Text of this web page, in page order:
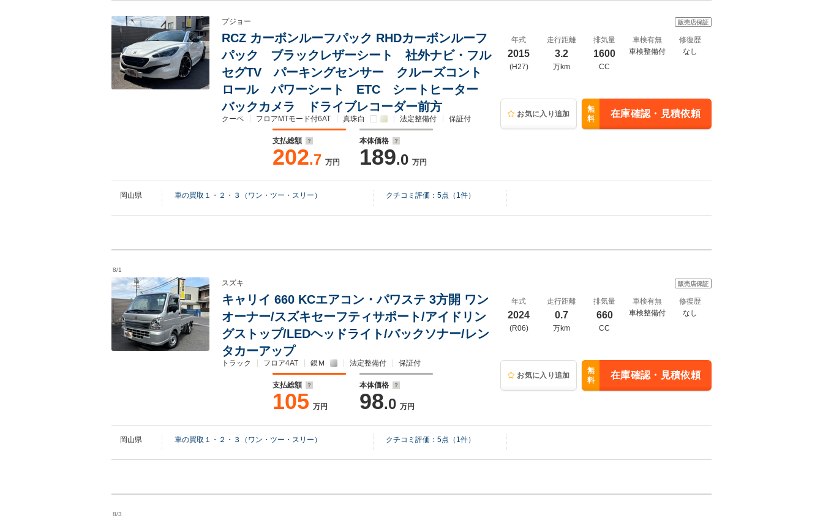
プジョー
RCZ カーボンルーフパック RHDカーボンルーフ
パック ブラックレザーシート 社外ナビ・フル
セグTV パーキングセンサー クルーズコント
ロール パワーシート ETC シートヒーター
バックカメラ ドライブレコーダー前方
クーペ フロアMTモード付6AT 真珠白 法定整備付 保証付
支払総額
202.7 万円
本体価格
189.0 万円
販売店保証
年式
2015
(H27)
走行距離
3.2
万km
排気量
1600
CC
車検有無
車検整備付
修復歴
なし
お気に入り追加
無
料
在庫確認・見積依頼
岡山県 車の買取１・２・３（ワン・ツー・スリー） クチコミ評価： 5点（ 1件）
8/1
スズキ
キャリイ 660 KCエアコン・パワステ 3方開 ワン
オーナー/スズキセーフティサポート/アイドリン
グストップ/LEDヘッドライト/バックソナー/レン
タカーアップ
トラック フロア4AT 銀Ｍ 法定整備付 保証付
支払総額
105 万円
本体価格
98.0 万円
販売店保証
年式
2024
(R06)
走行距離
0.7
万km
排気量
660
CC
車検有無
車検整備付
修復歴
なし
お気に入り追加
無
料
在庫確認・見積依頼
岡山県 車の買取１・２・３（ワン・ツー・スリー） クチコミ評価： 5点（ 1件）
8/3